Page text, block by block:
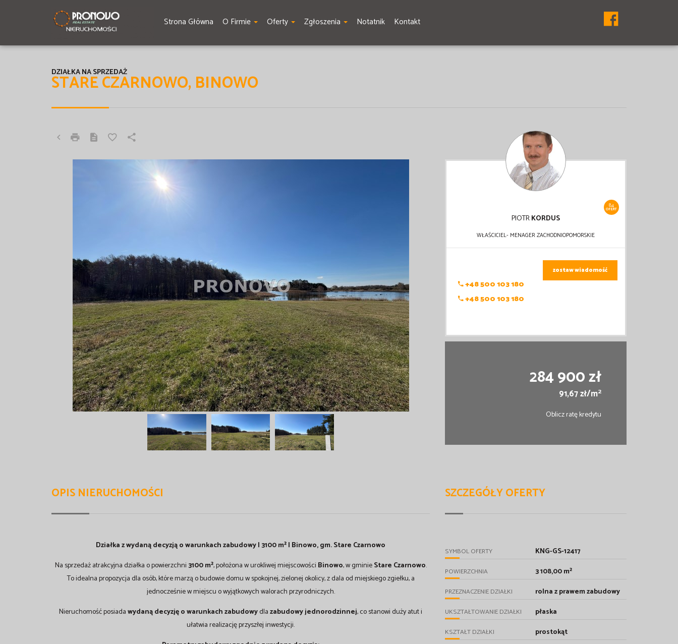
Strona Główna O Firmie Oferty Zgłoszenia Notatnik Kontakt
STARE CZARNOWO, BINOWO
DZIAŁKA NA SPRZEDAŻ
84
OFERT
PIOTRKORDUS
WŁAŚCICIEL- MENAGER ZACHODNIOPOMORSKIE
+48 500 103 180
+48 500 103 180
zostaw wiadomość
284 900 zł
91,67 zł/m2
Oblicz ratę kredytu
OPIS NIERUCHOMOŚCI
Działka z wydaną decyzją o warunkach zabudowy | 3100 m² | Binowo, gm. Stare Czarnowo
Na sprzedaż atrakcyjna działka o powierzchni3100 m², położona w urokliwej miejscowości Binowo, w gminieStare Czarnowo.
To idealna propozycja dla osób, które marzą o budowie domu w spokojnej, zielonej okolicy, z dala od miejskiego zgiełku, a
jednocześnie w miejscu o wyjątkowych walorach przyrodniczych.
Nieruchomość posiadawydaną decyzję o warunkach zabudowydlazabudowy jednorodzinnej, co stanowi duży atut i
ułatwia realizację przyszłej inwestycji.
SZCZEGÓŁY OFERTY
SYMBOL OFERTY KNG-GS-12417
POWIERZCHNIA 3 108,00 m²
PRZEZNACZENIE DZIAŁKI rolna z prawem zabudowy
UKSZTAŁTOWANIE DZIAŁKI płaska
KSZTAŁT DZIAŁKI prostokąt